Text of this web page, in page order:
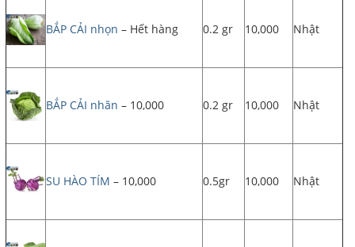
BẮP CẢI nhọn – Hết hàng 0.2 gr 10,000 Nhật
BẮP CẢI nhăn – 10,000 0.2 gr 10,000 Nhật
SU HÀO TÍM – 10,000 0.5gr 10,000 Nhật